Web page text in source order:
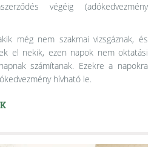
végéig (adókedvezmény
még nem szakmai vizsgáznak, és
el nekik, ezen napok nem oktatási
számítanak. Ezekre a napokra
hívható le.